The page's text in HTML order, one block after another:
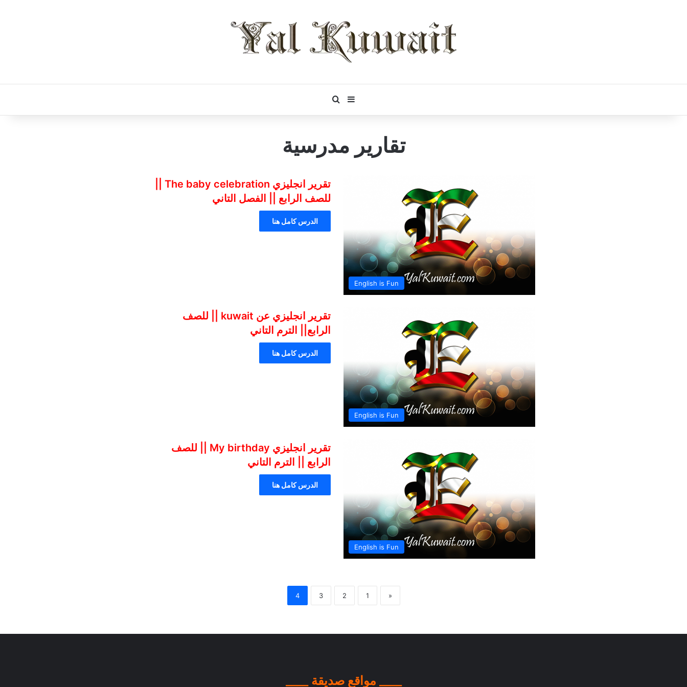
إضافة عمود جانبي
بحث عن
تقارير مدرسية
English is Fun
للصف الرابع || الفصل التاني
الدرس كامل هنا
English is Fun
تقرير انجليزي عن kuwait || للصف
الرابع|| الترم التاني
الدرس كامل هنا
English is Fun
تقرير انجليزي My birthday || للصف
الرابع || الترم التاني
الدرس كامل هنا
«
1
2
3
4
____ مواقع صديقة ____